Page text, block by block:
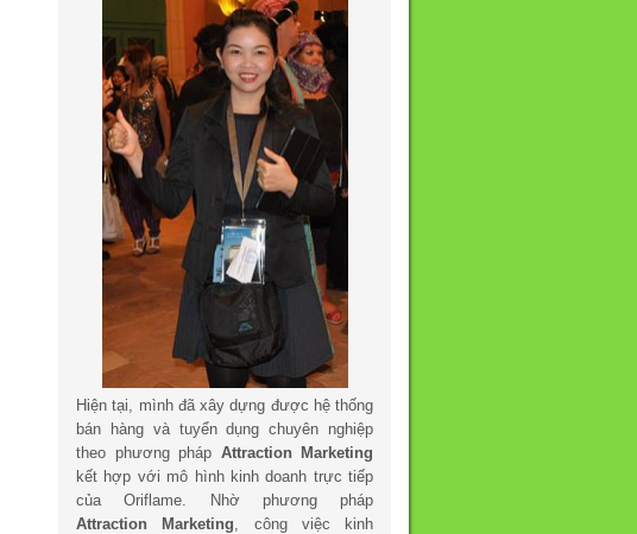
Hiện tại, mình đã xây dựng được hệ thống
bán hàng và tuyển dụng chuyên nghiệp
theo phương pháp Attraction Marketing
kết hợp với mô hình kinh doanh trực tiếp
của Oriflame. Nhờ phương pháp
Attraction Marketing, công việc kinh